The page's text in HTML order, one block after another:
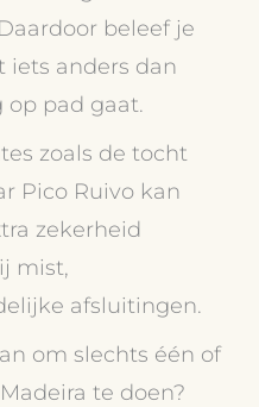
beleef je
iets anders dan
op pad gaat.
zoals de tocht
Pico Ruivo kan
zekerheid
mist,
afsluitingen.
om slechts één of
te doen?